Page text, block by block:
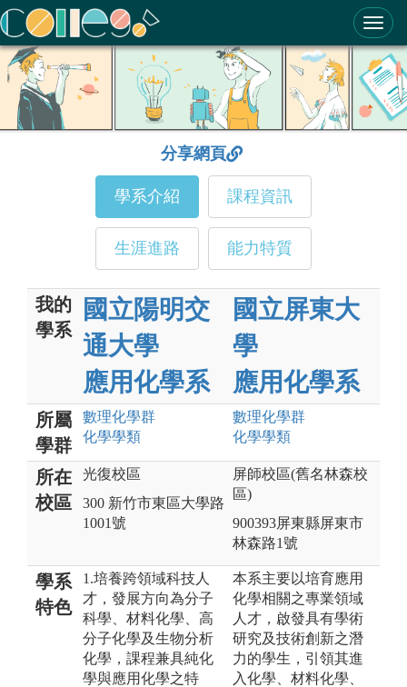
ColleGo! 大學選才與高中育才輔助系統
分享網頁
學系介紹 課程資訊
生涯進路 能力特質
我的
學系
國立陽明交
通大學
應用化學系
國立屏東大
學
應用化學系
所屬
學群
數理化學群
化學學類
數理化學群
化學學類
所在
校區
光復校區
300 新竹市東區大學路
1001號
屏師校區(舊名林森校
區)
900393屏東縣屏東市
林森路1號
學系
特色
1.培養跨領域科技人
才，發展方向為分子
科學、材料化學、高
分子化學及生物分析
化學，課程兼具純化
學與應用化學之特
本系主要以培育應用
化學相關之專業領域
人才，啟發具有學術
研究及技術創新之潛
力的學生，引領其進
入化學、材料化學、